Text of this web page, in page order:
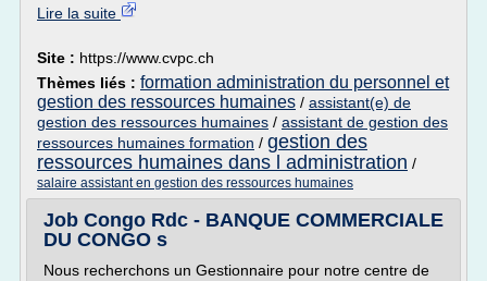
Lire la suite
Site : https://www.cvpc.ch
Thèmes liés : formation administration du personnel et
gestion des ressources humaines / assistant(e) de
gestion des ressources humaines / assistant de gestion des
ressources humaines formation / gestion des
ressources humaines dans l administration /
salaire assistant en gestion des ressources humaines
Job Congo Rdc - BANQUE COMMERCIALE
DU CONGO s
Nous recherchons un Gestionnaire pour notre centre de